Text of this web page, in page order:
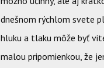
dnešnom rýchlom svete
hluku a tlaku môže byť
malou pripomienkou, že